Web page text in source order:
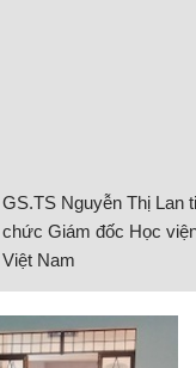
GS.TS Nguyễn Thị Lan
chức Giám đốc Học
Việt Nam